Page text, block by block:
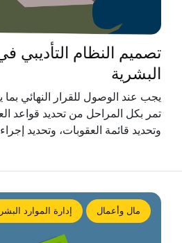
تصميم النظام التأديبي
البشرية
يجب عند الوصول للقرار النهائي
تمر بكل المراحل من تحديد قواعد
وتحديد قائمة العقوبات، وتحديد
مال وأعمال إدارة الموارد